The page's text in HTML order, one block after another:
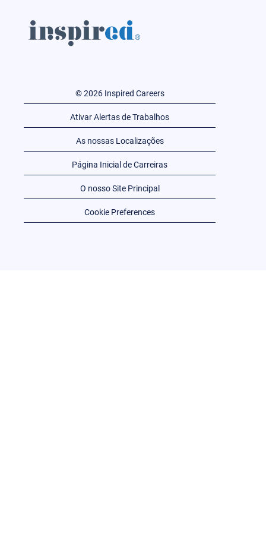
© 2026 Inspired Careers
Ativar Alertas de Trabalhos
As nossas Localizações
Página Inicial de Carreiras
O nosso Site Principal
Cookie Preferences